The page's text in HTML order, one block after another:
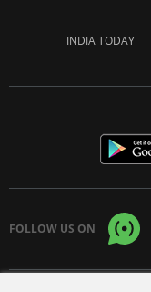
INDIA TODAY
FOLLOW US ON